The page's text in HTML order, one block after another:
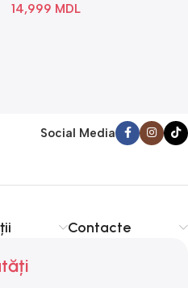
14,999 MDL
Social Media
Contacte